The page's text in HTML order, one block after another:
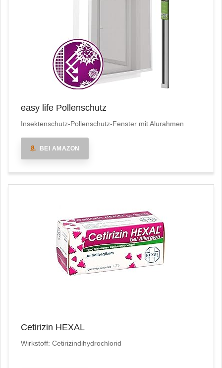
easy life Pollenschutz
Insektenschutz-Pollenschutz-Fenster mit Alurahmen
BEI AMAZON
Cetirizin HEXAL
Wirkstoff: Cetirizindihydrochlorid